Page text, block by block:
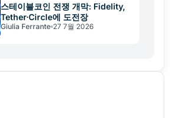
스테이블코인 전쟁 개막: Fidelity,
Tether·Circle에 도전장
Giulia Ferrante 27 7월 2026